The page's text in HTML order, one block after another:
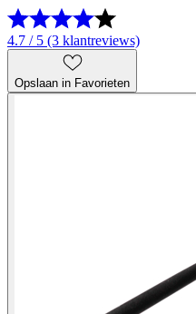
4.7 / 5 (3 klantreviews)
Opslaan in Favorieten